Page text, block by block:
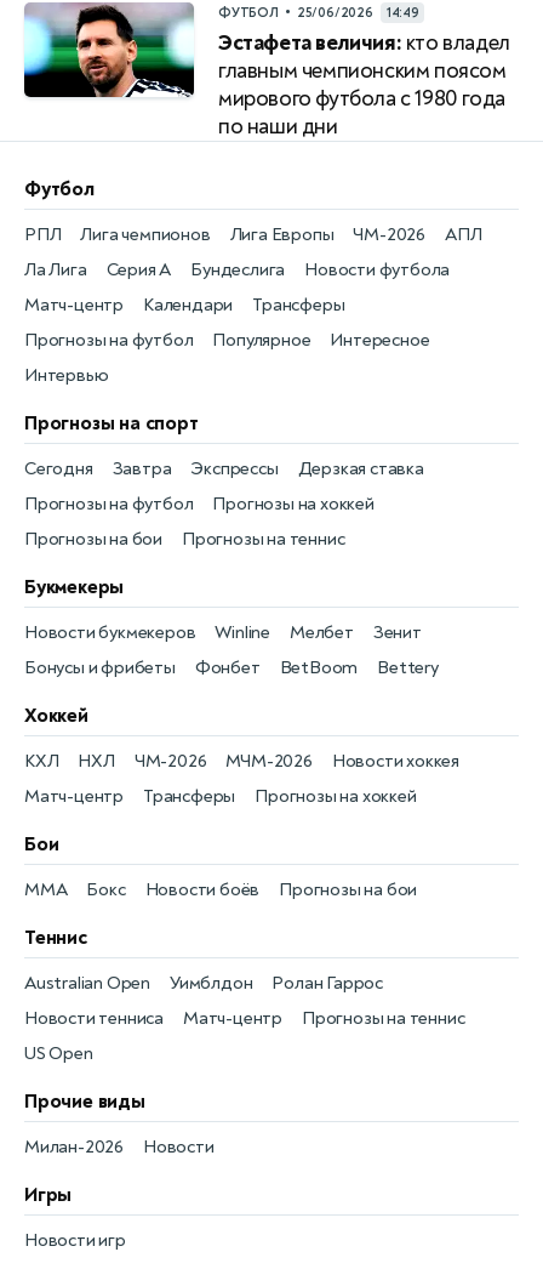
ФУТБОЛ • 25/06/2026 14:49
Эстафета величия: кто владел
главным чемпионским поясом
мирового футбола с 1980 года
по наши дни
Футбол
Новости футбола
РПЛ
Матч-центр
Лига чемпионов
Календари
Лига Европы
Трансферы
ЧМ-2026
Прогнозы на футбол
АПЛ
Популярное
Ла Лига
Интересное
Серия А
Интервью
Бундеслига
Прогнозы на спорт
Прогнозы на футбол
Сегодня
Прогнозы на хоккей
Завтра
Прогнозы на бои
Экспрессы
Прогнозы на теннис
Дерзкая ставка
Букмекеры
Бонусы и фрибеты
Новости букмекеров
Фонбет
Winline
BetBoom
Мелбет
Bettery
Зенит
Хоккей
Новости хоккея
КХЛ
Матч-центр
НХЛ
Трансферы
ЧМ-2026
Прогнозы на хоккей
МЧМ-2026
Бои
Новости боёв
MMA Прогнозы на бои
Бокс
Теннис
Новости тенниса
Australian Open
Матч-центр
Уимблдон
Прогнозы на теннис
Ролан Гаррос
US Open
Прочие виды
Новости
Милан-2026
Игры
Новости игр